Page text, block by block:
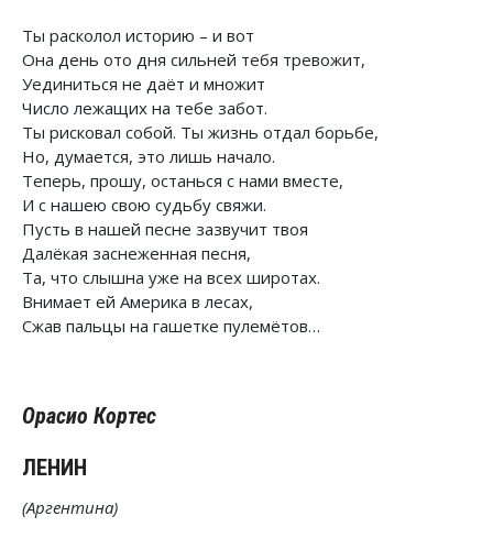
Ты расколол историю – и вот
Она день ото дня сильней тебя тревожит,
Уединиться не даёт и множит
Число лежащих на тебе забот.
Ты рисковал собой. Ты жизнь отдал борьбе,
Но, думается, это лишь начало.
Теперь, прошу, останься с нами вместе,
И с нашею свою судьбу свяжи.
Пусть в нашей песне зазвучит твоя
Далёкая заснеженная песня,
Та, что слышна уже на всех широтах.
Внимает ей Америка в лесах,
Сжав пальцы на гашетке пулемётов…
Орасио Кортес
ЛЕНИН
(Аргентина)